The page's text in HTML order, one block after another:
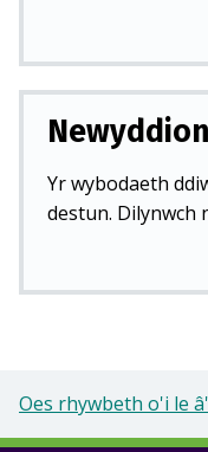
Yr wybodaeth
destun. Dilynwch
Oes rhywbeth o'i le